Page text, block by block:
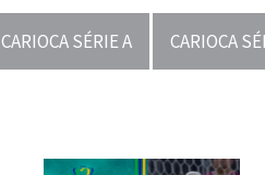
CARIOCA SÉRIE A CARIOCA